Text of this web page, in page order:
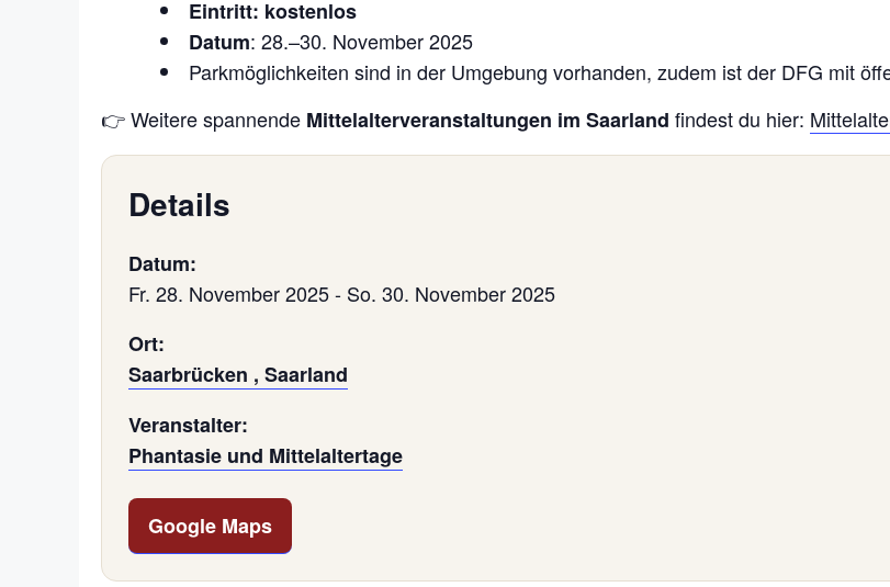
Eintritt: kostenlos
Datum: 28.–30. November 2025
Parkmöglichkeiten sind in der Umgebung vorhanden, zudem ist der DFG mit
👉 Weitere spannende Mittelalterveranstaltungen im Saarland findest du hier:
Details
Datum:
Fr. 28. November 2025- So. 30. November 2025
Ort:
Saarbrücken , Saarland
Veranstalter:
Phantasie und Mittelaltertage
Google Maps